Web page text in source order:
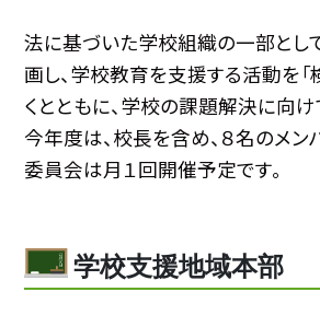
法に基づいた学校組織の一部とし
画し、学校教育を支援する活動を「
くとともに、学校の課題解決に向け
今年度は、校長を含め、８名のメン
委員会は月１回開催予定です。
学校支援地域本部